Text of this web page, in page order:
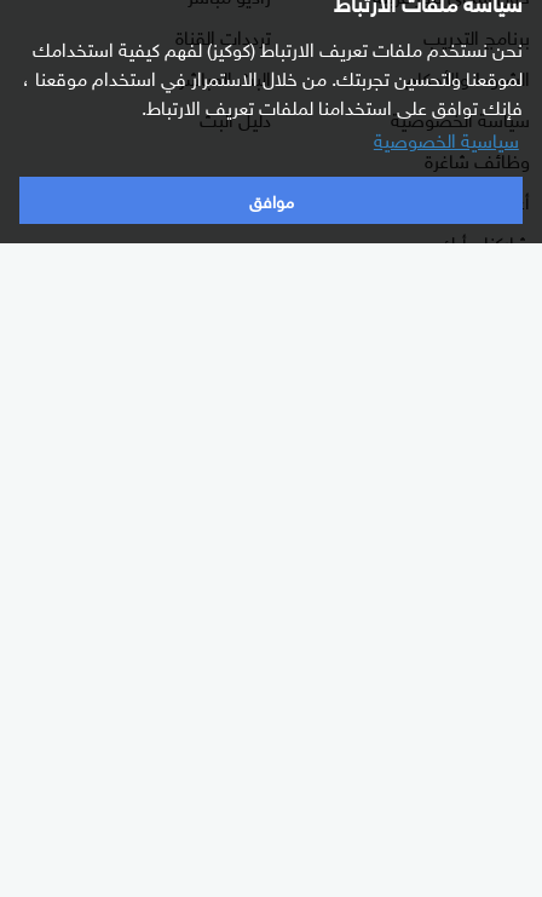
نحن نستخدم ملفات تعريف الارتباط (كوكيز) لفهم كيفية استخدامك
لموقعنا ولتحسين تجربتك. من خلال الاستمرار في استخدام موقعنا ،
فإنك توافق على استخدامنا لملفات تعريف الارتباط.
سياسية الخصوصية
موافق
برنامج التدريب
الشروط والأحكام
سياسة الخصوصية
وظائف شاغرة
أعلن معنا
شاركنا برأيك
ترددات القناة
البث المباشر
دليل البث